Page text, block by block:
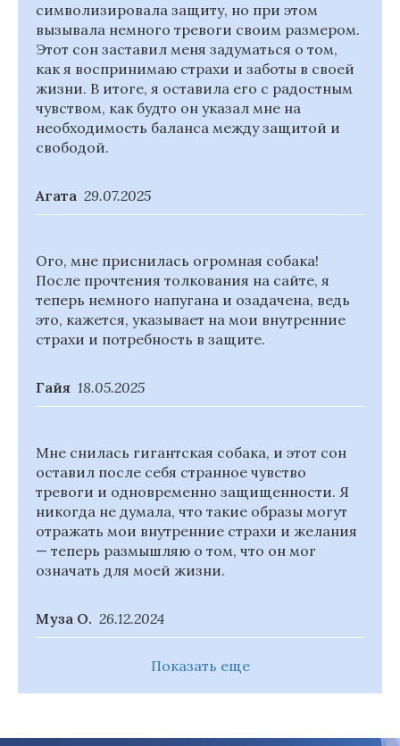
символизировала защиту, но при этом
вызывала немного тревоги своим размером.
Этот сон заставил меня задуматься о том,
как я воспринимаю страхи и заботы в своей
жизни. В итоге, я оставила его с радостным
чувством, как будто он указал мне на
необходимость баланса между защитой и
свободой.
Агата 29.07.2025
Ого, мне приснилась огромная собака!
После прочтения толкования на сайте, я
теперь немного напугана и озадачена, ведь
это, кажется, указывает на мои внутренние
страхи и потребность в защите.
Гайя 18.05.2025
Мне снилась гигантская собака, и этот сон
оставил после себя странное чувство
тревоги и одновременно защищенности. Я
никогда не думала, что такие образы могут
отражать мои внутренние страхи и желания
— теперь размышляю о том, что он мог
означать для моей жизни.
Муза О. 26.12.2024
Показать еще